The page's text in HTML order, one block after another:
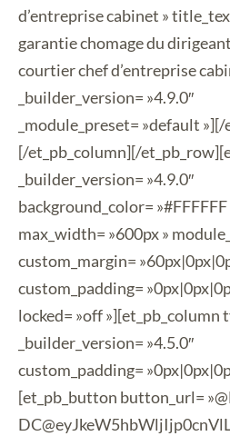
d’entreprise cabinet »
garantie chomage du
courtier chef d’entreprise
_builder_version= »4.9.0″
_module_preset= »default
[/et_pb_column][/
_builder_version= »4.9.0″
background_color=
max_width= »600px »
custom_margin=
custom_padding=
locked= »off »][et_pb_column
_builder_version= »4.5.0″
custom_padding=
[et_pb_button button_url=